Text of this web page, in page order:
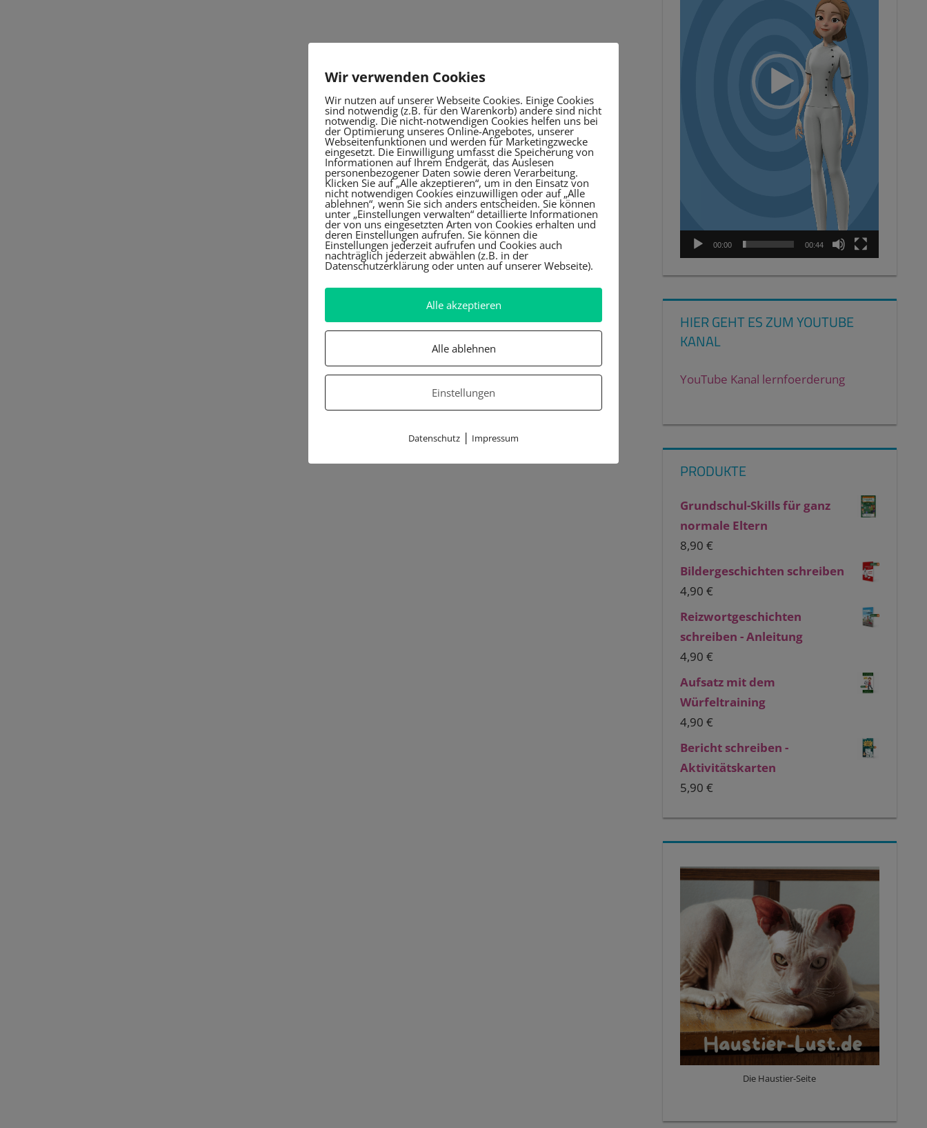
00:00 00:44
HIER GEHT ES ZUM YOUTUBE
KANAL
YouTube Kanal lernfoerderung
PRODUKTE
Grundschul-Skills für ganz
normale Eltern
8,90€
Bildergeschichten schreiben
4,90€
Reizwortgeschichten
schreiben - Anleitung
4,90€
Aufsatz mit dem
Würfeltraining
4,90€
Bericht schreiben -
Aktivitätskarten
5,90€
Die Haustier-Seite
Wir verwenden Cookies
Wir nutzen auf unserer Webseite Cookies. Einige Cookies
sind notwendig (z.B. für den Warenkorb) andere sind nicht
notwendig. Die nicht-notwendigen Cookies helfen uns bei
der Optimierung unseres Online-Angebotes, unserer
Webseitenfunktionen und werden für Marketingzwecke
eingesetzt. Die Einwilligung umfasst die Speicherung von
Informationen auf Ihrem Endgerät, das Auslesen
personenbezogener Daten sowie deren Verarbeitung.
Klicken Sie auf „Alle akzeptieren“, um in den Einsatz von
nicht notwendigen Cookies einzuwilligen oder auf „Alle
ablehnen“, wenn Sie sich anders entscheiden. Sie können
unter „Einstellungen verwalten“ detaillierte Informationen
der von uns eingesetzten Arten von Cookies erhalten und
deren Einstellungen aufrufen. Sie können die
Einstellungen jederzeit aufrufen und Cookies auch
nachträglich jederzeit abwählen (z.B. in der
Datenschutzerklärung oder unten auf unserer Webseite).
Alle akzeptieren
Alle ablehnen
Einstellungen
Datenschutz | Impressum